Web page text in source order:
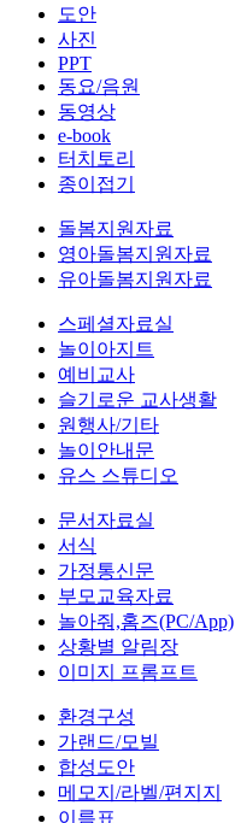
도안
사진
PPT
동요/음원
동영상
e-book
터치토리
종이접기
돌봄지원자료
영아돌봄지원자료
유아돌봄지원자료
스페셜자료실
놀이아지트
예비교사
슬기로운 교사생활
원행사/기타
놀이안내문
유스 스튜디오
문서자료실
서식
가정통신문
부모교육자료
놀아줘,홈즈(PC/App)
상황별 알림장
이미지 프롬프트
환경구성
가랜드/모빌
합성도안
메모지/라벨/편지지
이름표